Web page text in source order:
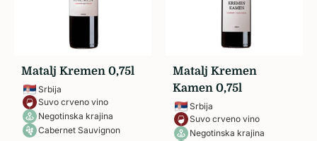
Matalj Kremen 0,75l
Srbija
Suvo crveno vino
Negotinska krajina
Cabernet Sauvignon
Matalj Kremen
Kamen 0,75l
Srbija
Suvo crveno vino
Negotinska krajina